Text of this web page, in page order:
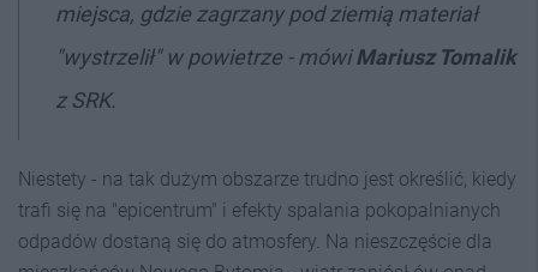
miejsca, gdzie zagrzany pod ziemią materiał
"wystrzelił" w powietrze - mówiMariusz Tomalik
z SRK.
Niestety - na tak dużym obszarze trudno jest określić, kiedy
trafi się na "epicentrum" i efekty spalania pokopalnianych
odpadów dostaną się do atmosfery. Na nieszczęście dla